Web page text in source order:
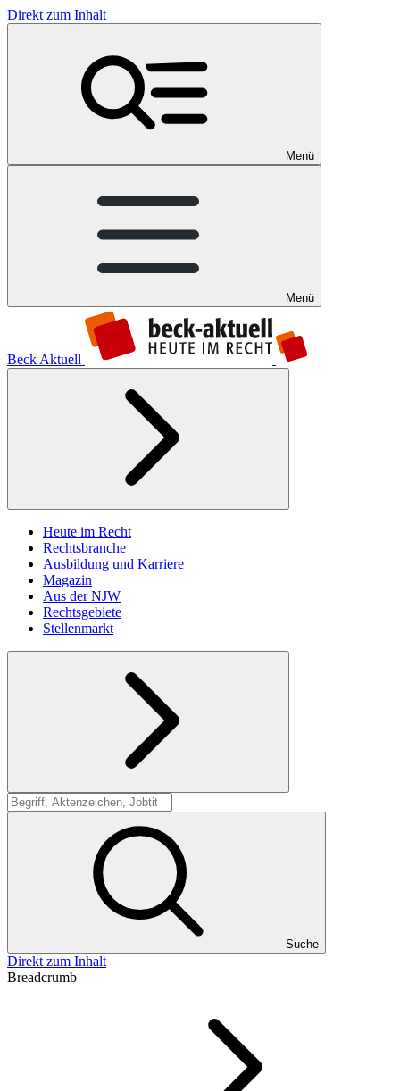
Direkt zum Inhalt
Menü
Menü
Beck Aktuell
Heute im Recht
Rechtsbranche
Ausbildung und Karriere
Magazin
Aus der NJW
Rechtsgebiete
Stellenmarkt
Suche
Suche
Direkt zum Inhalt
Breadcrumb